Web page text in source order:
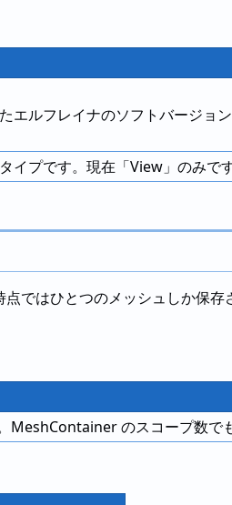
エルフレイナのソフトバージョン
イプです。現在「View」のみです
ではひとつのメッシュしか保
MeshContainer のスコープ数で